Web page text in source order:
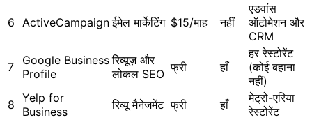
6 ActiveCampaign ईमेल मार्केटिंग $15/माह नहीं
एडवांस
ऑटोमेशन और
CRM
7
Google Business
Profile
रिव्यूज़ और
लोकल SEO फ्री हाँ
हर रेस्टोरेंट
(कोई बहाना
नहीं)
8 Yelp for
Business
रिव्यू मैनेजमेंट फ्री हाँ
मेट्रो-एरिया
रेस्टोरेंट